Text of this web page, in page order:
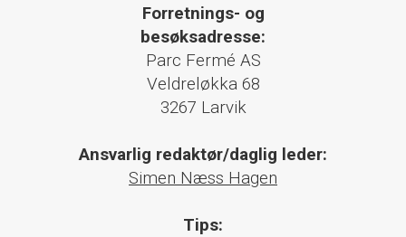
Forretnings- og
besøksadresse:
Parc Fermé AS
Veldreløkka 68
3267 Larvik
Ansvarlig redaktør/daglig leder:
Simen Næss Hagen
Tips: